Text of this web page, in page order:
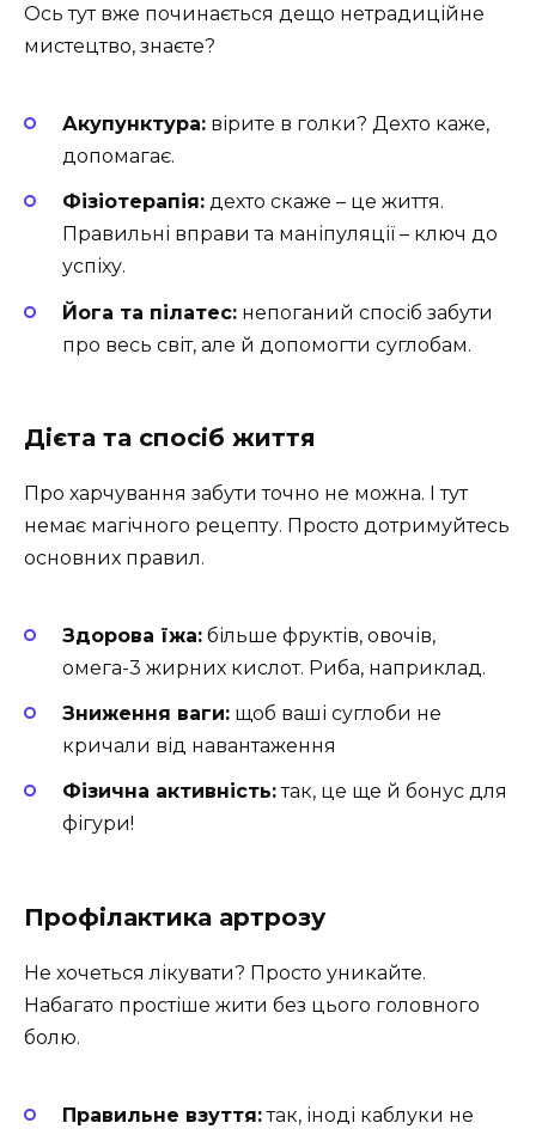
Ось тут вже починається дещо нетрадиційне
мистецтво, знаєте?
Акупунктура: вірите в голки? Дехто каже,
допомагає.
Фізіотерапія: дехто скаже – це життя.
Правильні вправи та маніпуляції – ключ до
успіху.
Йога та пілатес: непоганий спосіб забути
про весь світ, але й допомогти суглобам.
Дієта та спосіб життя
Про харчування забути точно не можна. І тут
немає магічного рецепту. Просто дотримуйтесь
основних правил.
Здорова їжа: більше фруктів, овочів,
омега-3 жирних кислот. Риба, наприклад.
Зниження ваги: щоб ваші суглоби не
кричали від навантаження
Фізична активність:так, це ще й бонус для
фігури!
Профілактика артрозу
Не хочеться лікувати? Просто уникайте.
Набагато простіше жити без цього головного
болю.
Правильне взуття:так, іноді каблуки не